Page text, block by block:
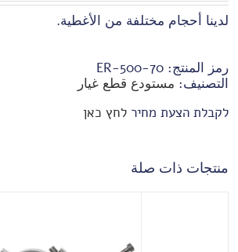
لدينا أحجام مختلفة من الأغطية.
رمز المنتج: 70-ER-500
التصنيف: مستودع قطع غيار
לקבלת הצעת מחיר לחץ כאן
منتجات ذات صلة